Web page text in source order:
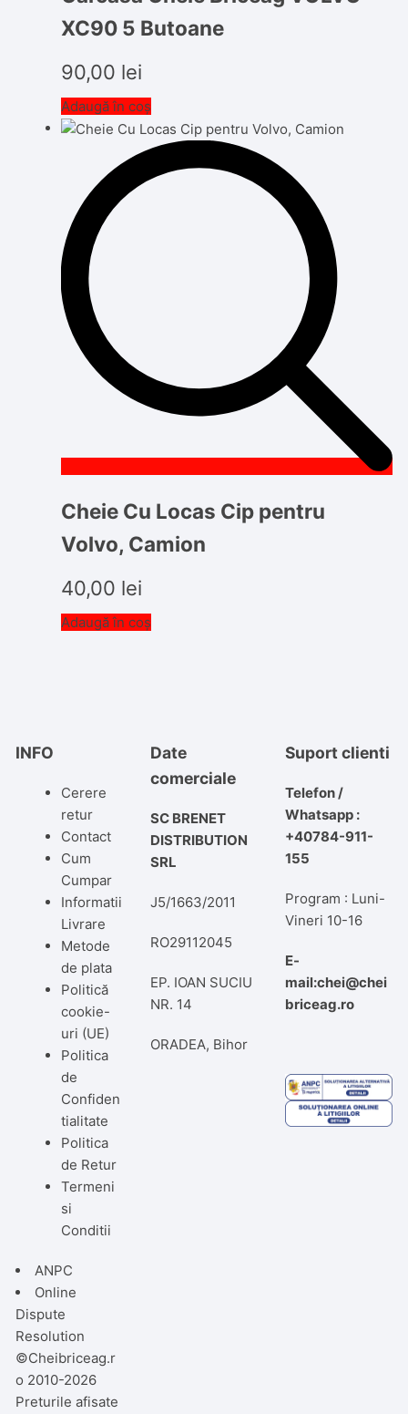
XC90 5 Butoane
90,00 lei
Adaugă în coș
Cheie Cu Locas Cip pentru
Volvo, Camion
40,00 lei
Adaugă în coș
INFO
Cerere
retur
Contact
Cum
Cumpar
Informatii
Livrare
Metode
de plata
Politică
cookie-
uri (UE)
Politica
de
Confiden
tialitate
Politica
de Retur
Termeni
si
Conditii
ANPC
Online
Dispute
Resolution
Date
comerciale
SC BRENET
DISTRIBUTION
SRL
J5/1663/2011
RO29112045
EP. IOAN SUCIU
NR. 14
ORADEA, Bihor
Suport clienti
Telefon /
Whatsapp :
+40784-911-
155
Program : Luni-
Vineri 10-16
E-
mail:chei@chei
briceag.ro
©Cheibriceag.r
o 2010-2026
Preturile afisate